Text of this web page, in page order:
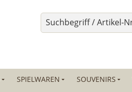
SPIELWAREN SOUVENIRS